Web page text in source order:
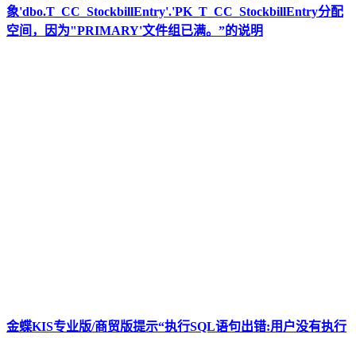
象'dbo.T_CC_StockbillEntry'.'PK_T_CC_StockbillEntry分配
空间，因为"PRIMARY'文件组已满。”的说明
金蝶KIS专业版/商贸版提示“执行SQL语句出错:用户没有执行